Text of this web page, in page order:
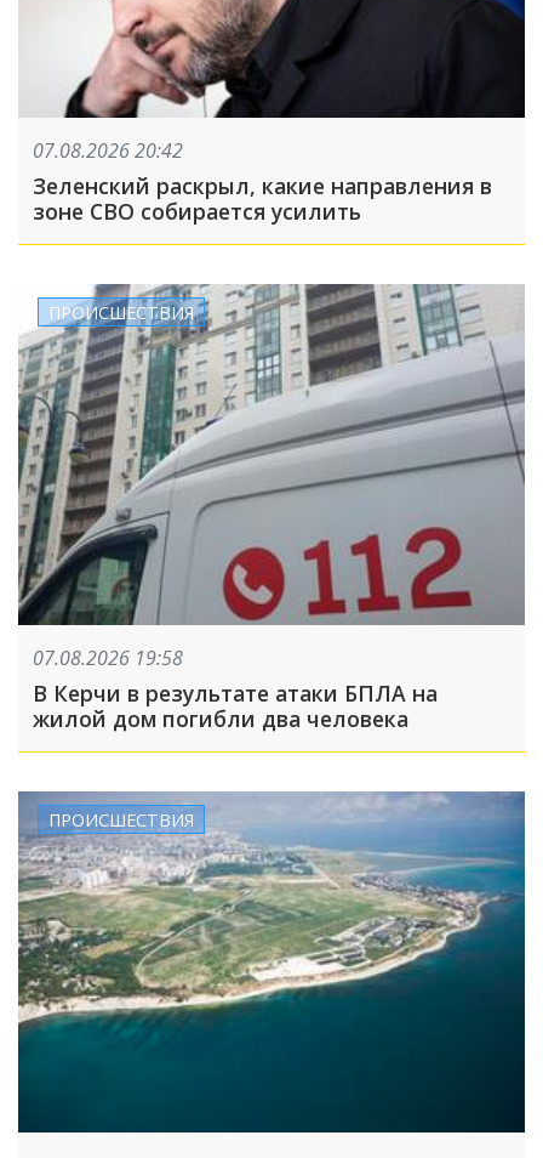
07.08.2026 20:42
Зеленский раскрыл, какие направления в
зоне СВО собирается усилить
ПРОИСШЕСТВИЯ
07.08.2026 19:58
В Керчи в результате атаки БПЛА на
жилой дом погибли два человека
ПРОИСШЕСТВИЯ